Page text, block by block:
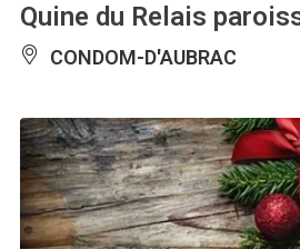
Quine du Relais
CONDOM-D'AUBRAC